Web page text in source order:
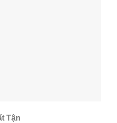
Tận